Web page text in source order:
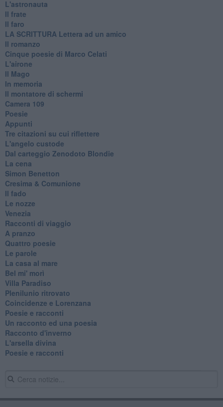
L'astronauta
Il frate
Il faro
​LA SCRITTURA Lettera ad un amico
Il romanzo
Cinque poesie di Marco Celati
L'airone
Il Mago
In memoria
Il montatore di schermi
Camera 109
Poesie
Appunti
Tre citazioni su cui riflettere
L'angelo custode
Dal carteggio Zenodoto Blondie
La cena
Simon Benetton
Cresima & Comunione
Il fado
Le nozze
Venezia
Racconti di viaggio
A pranzo
Quattro poesie
Le parole
La casa al mare
Bel mi' morì
Villa Paradiso
Plenilunio ritrovato
Coincidenze e Lorenzana
Poesie e racconti
Un racconto ed una poesia
Racconto d'inverno
​L'arsella divina
Poesie e racconti